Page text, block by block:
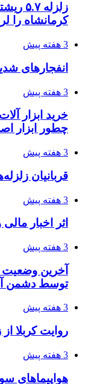
کرمانشاه را
3 هفته پیش
انفجارهای
3 هفته پیش
خرید ابزار
چطور ابزار
3 هفته پیش
قربانیان زلزله‌های
3 هفته پیش
اثر اخبار
3 هفته پیش
آخرین
توسط دشمن
3 هفته پیش
روایت کربلا
3 هفته پیش
هواپیماهای